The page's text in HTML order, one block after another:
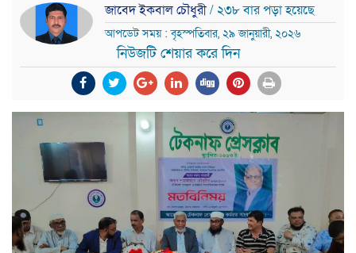
জাবেদ ইকবাল চৌধুরী/ ২৩৮ বার পড়া হয়েছে
আপডেট সময় : বৃহস্পতিবার, ২৯ জানুয়ারী, ২০২৬
নিউজটি শেয়ার করে দিন